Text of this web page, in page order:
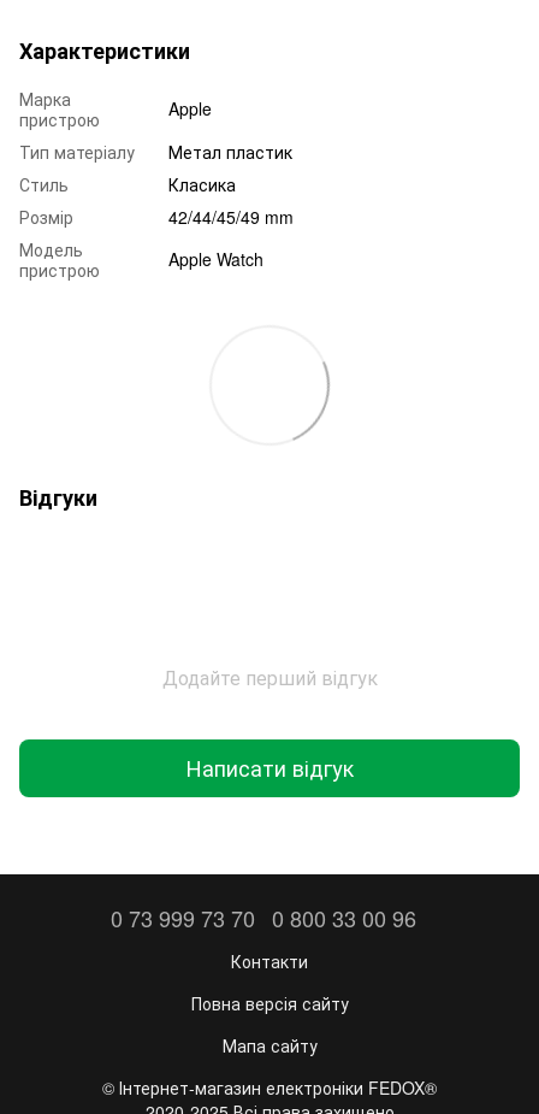
Характеристики
Марка
пристрою
Apple
Тип матеріалу
Метал пластик
Стиль
Класика
Розмір
42/44/45/49 mm
Модель
пристрою
Apple Watch
Відгуки
Додайте перший відгук
Написати відгук
0 73 999 73 70 0 800 33 00 96
Контакти
Повна версія сайту
Мапа сайту
©️ Інтернет-магазин електроніки FEDOX®